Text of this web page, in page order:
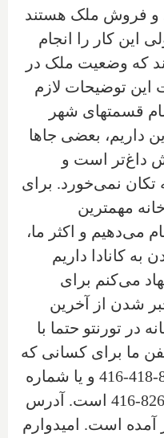
و فروش ملک هستند
این کار را انجام
که وضعیت ملک در
این توضیحات لازم
قسمتهای شهر
داریم، بعضی جاها
داغ‌تر است و
تکان نمی‌خورد. برای
مهمترین
می‌دهیم و اکثر ما،
به کانادا داریم
می‌کنم برای
شدن از آخرین
در تورنتو حتما با
ما برای کسانی که
پادکست ما را می‌بینند 8587-418-416 و یا شماره
خانم ژاله وحدت پناه 9797-826-416 است. آدرس
آمده است. امیدوارم